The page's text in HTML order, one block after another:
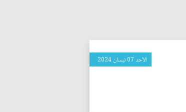
الأحد 07 نيسان 2024